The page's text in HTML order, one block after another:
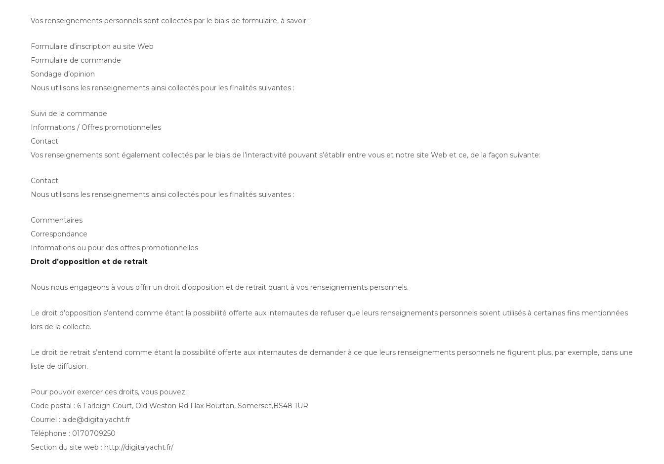
Vos renseignements personnels sont collectés par le biais de formulaire, à savoir :
Formulaire d’inscription au site Web
Formulaire de commande
Sondage d’opinion
Nous utilisons les renseignements ainsi collectés pour les finalités suivantes :
Suivi de la commande
Informations / Offres promotionnelles
Contact
Vos renseignements sont également collectés par le biais de l’interactivité pouvant s’établir entre vous et notre site Web et ce, de la façon suivante:
Contact
Nous utilisons les renseignements ainsi collectés pour les finalités suivantes :
Commentaires
Correspondance
Informations ou pour des offres promotionnelles
Droit d’opposition et de retrait
Nous nous engageons à vous offrir un droit d’opposition et de retrait quant à vos renseignements personnels.
Le droit d’opposition s’entend comme étant la possibilité offerte aux internautes de refuser que leurs renseignements personnels soient utilisés à certaines fins mentionnées
lors de la collecte.
Le droit de retrait s’entend comme étant la possibilité offerte aux internautes de demander à ce que leurs renseignements personnels ne figurent plus, par exemple, dans une
liste de diffusion.
Pour pouvoir exercer ces droits, vous pouvez :
Code postal : 6 Farleigh Court, Old Weston Rd Flax Bourton, Somerset,BS48 1UR
Courriel : aide@digitalyacht.fr
Téléphone : 0170709250
Section du site web : http://digitalyacht.fr/